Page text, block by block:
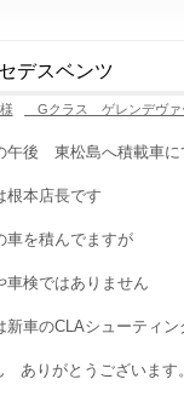
デスベンツ
Gクラス ゲレンデヴァ
午後 東松島へ積載車に
根本店長です
車を積んでますが
車検ではありません
新車のCLAシューティ
ありがとうございます。